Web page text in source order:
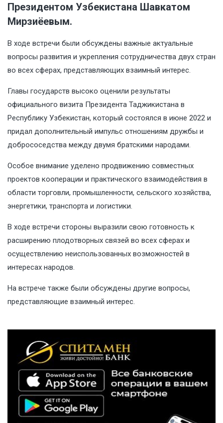
Президентом Узбекистана Шавкатом
Мирзиёевым.
В ходе встречи были обсуждены важные актуальные
вопросы развития и укрепления сотрудничества двух стран
во всех сферах, представляющих взаимный интерес.
Главы государств высоко оценили результаты
официального визита Президента Таджикистана в
Республику Узбекистан, который состоялся в июне 2022 и
придал дополнительный импульс отношениям дружбы и
добрососедства между двумя братскими народами.
Особое внимание уделено продвижению совместных
проектов кооперации и практического взаимодействия в
области торговли, промышленности, сельского хозяйства,
энергетики, транспорта и логистики.
В ходе встречи стороны выразили свою готовность к
расширению плодотворных связей во всех сферах и
осуществлению неиспользованных возможностей в
интересах народов.
На встрече также были обсуждены другие вопросы,
представляющие взаимный интерес.